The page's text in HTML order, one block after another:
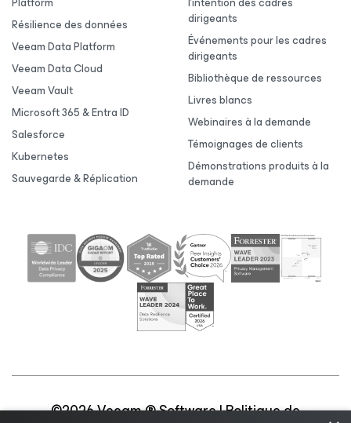
Résilience des données
Veeam Data Platform
Veeam Data Cloud
Veeam Vault
Microsoft 365 & Entra ID
Salesforce
Kubernetes
Sauvegarde & Réplication
dirigeants
Événements pour les cadres
dirigeants
Bibliothèque de ressources
Livres blancs
Webinaires à la demande
Témoignages de clients
Démonstrations produits à la
demande
©2026 Veeam ® Software |Politique de